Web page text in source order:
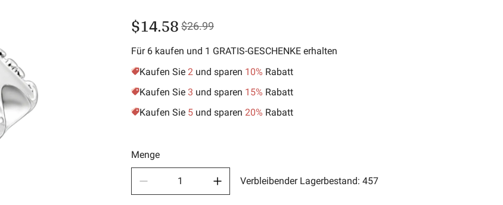
Stern Mond & Sonne
Urlaub
Tiere & Haustiere
Hobbys
Natur
$14.58 $26.99
Für 6 kaufen und 1 GRATIS-GESCHENKE erhalten
Kaufen Sie 2 und sparen 10% Rabatt
Kaufen Sie 3 und sparen 15% Rabatt
Kaufen Sie 5 und sparen 20% Rabatt
Menge
Verbleibender Lagerbestand:457